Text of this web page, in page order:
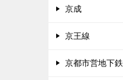
京成
京王線
京都市営地下鉄